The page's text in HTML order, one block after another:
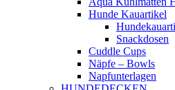
Hunde Kauartikel
Snackdosen
Cuddle Cups
Näpfe – Bowls
Napfunterlagen